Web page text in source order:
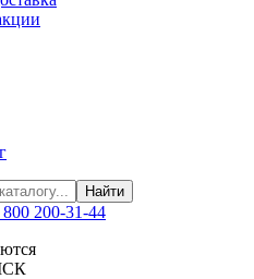
Найти
800 200-31-44